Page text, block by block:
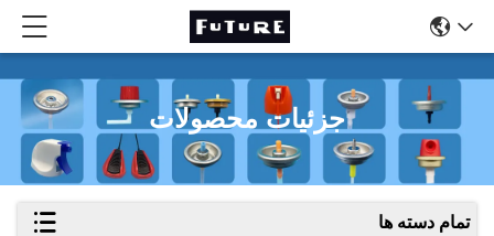
جزئیات محصولات
تمام دسته ها